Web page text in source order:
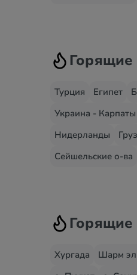
Турция Египет
Украина - Карпаты
Нидерланды
Сейшельские о-ва
Хургада Шарм